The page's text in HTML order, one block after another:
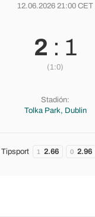
12.06.2026 21:00 CET
2 : 1
(1:0)
Stadión:
Tolka Park, Dublin
Tipsport 1 2.66 0 2.96